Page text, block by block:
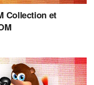
Collection et